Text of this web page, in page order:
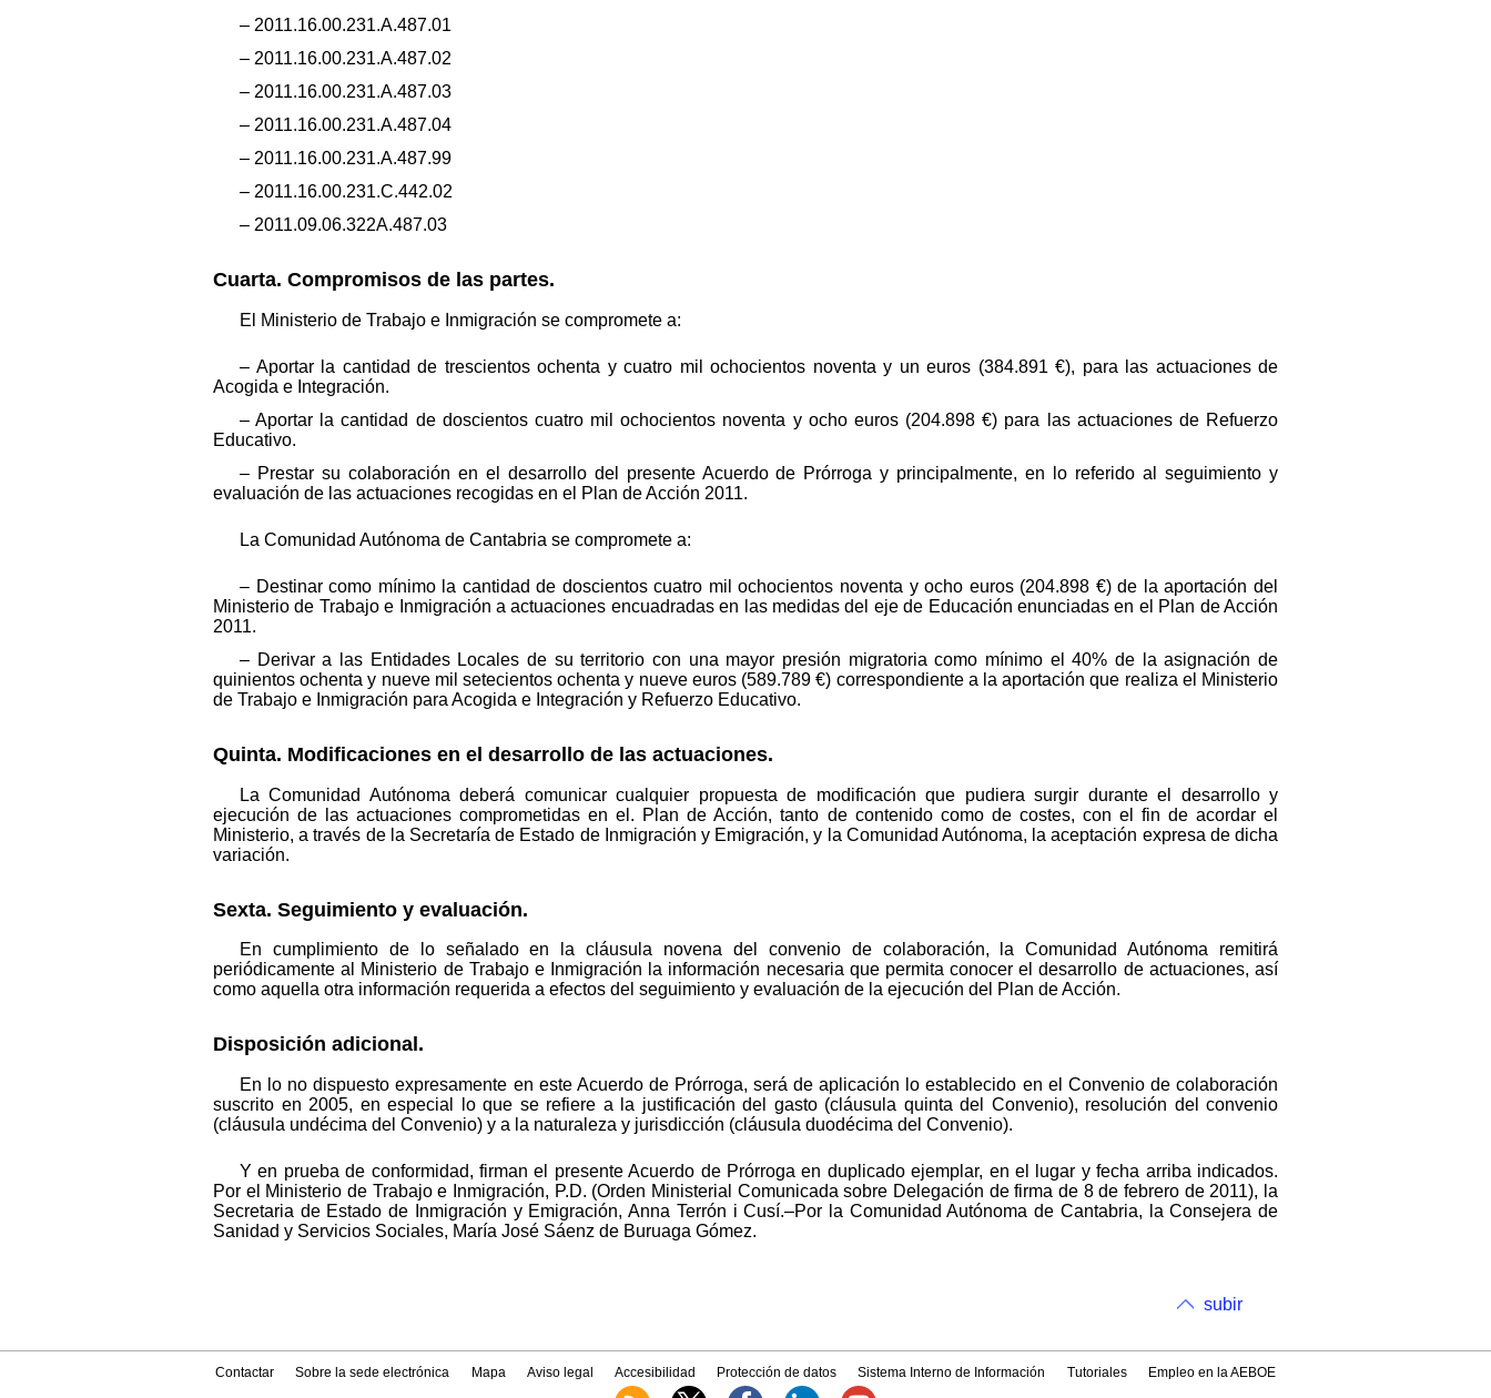
– 2011.16.00.231.A.487.01
– 2011.16.00.231.A.487.02
– 2011.16.00.231.A.487.03
– 2011.16.00.231.A.487.04
– 2011.16.00.231.A.487.99
– 2011.16.00.231.C.442.02
– 2011.09.06.322A.487.03
Cuarta. Compromisos de las partes.
El Ministerio de Trabajo e Inmigración se compromete a:
– Aportar la cantidad de trescientos ochenta y cuatro mil ochocientos noventa y un euros (384.891 €), para las actuaciones de
Acogida e Integración.
– Aportar la cantidad de doscientos cuatro mil ochocientos noventa y ocho euros (204.898 €) para las actuaciones de Refuerzo
Educativo.
– Prestar su colaboración en el desarrollo del presente Acuerdo de Prórroga y principalmente, en lo referido al seguimiento y
evaluación de las actuaciones recogidas en el Plan de Acción 2011.
La Comunidad Autónoma de Cantabria se compromete a:
– Destinar como mínimo la cantidad de doscientos cuatro mil ochocientos noventa y ocho euros (204.898 €) de la aportación del
Ministerio de Trabajo e Inmigración a actuaciones encuadradas en las medidas del eje de Educación enunciadas en el Plan de Acción
2011.
– Derivar a las Entidades Locales de su territorio con una mayor presión migratoria como mínimo el 40% de la asignación de
quinientos ochenta y nueve mil setecientos ochenta y nueve euros (589.789 €) correspondiente a la aportación que realiza el Ministerio
de Trabajo e Inmigración para Acogida e Integración y Refuerzo Educativo.
Quinta. Modificaciones en el desarrollo de las actuaciones.
La Comunidad Autónoma deberá comunicar cualquier propuesta de modificación que pudiera surgir durante el desarrollo y
ejecución de las actuaciones comprometidas en el. Plan de Acción, tanto de contenido como de costes, con el fin de acordar el
Ministerio, a través de la Secretaría de Estado de Inmigración y Emigración, y la Comunidad Autónoma, la aceptación expresa de dicha
variación.
Sexta. Seguimiento y evaluación.
En cumplimiento de lo señalado en la cláusula novena del convenio de colaboración, la Comunidad Autónoma remitirá
periódicamente al Ministerio de Trabajo e Inmigración la información necesaria que permita conocer el desarrollo de actuaciones, así
como aquella otra información requerida a efectos del seguimiento y evaluación de la ejecución del Plan de Acción.
Disposición adicional.
En lo no dispuesto expresamente en este Acuerdo de Prórroga, será de aplicación lo establecido en el Convenio de colaboración
suscrito en 2005, en especial lo que se refiere a la justificación del gasto (cláusula quinta del Convenio), resolución del convenio
(cláusula undécima del Convenio) y a la naturaleza y jurisdicción (cláusula duodécima del Convenio).
Y en prueba de conformidad, firman el presente Acuerdo de Prórroga en duplicado ejemplar, en el lugar y fecha arriba indicados.
Por el Ministerio de Trabajo e Inmigración, P.D. (Orden Ministerial Comunicada sobre Delegación de firma de 8 de febrero de 2011), la
Secretaria de Estado de Inmigración y Emigración, Anna Terrón i Cusí.–Por la Comunidad Autónoma de Cantabria, la Consejera de
Sanidad y Servicios Sociales, María José Sáenz de Buruaga Gómez.
subir
Contactar Sobre la sede electrónica Mapa Aviso legal Accesibilidad Protección de datos Sistema Interno de Información Tutoriales Empleo en la AEBOE